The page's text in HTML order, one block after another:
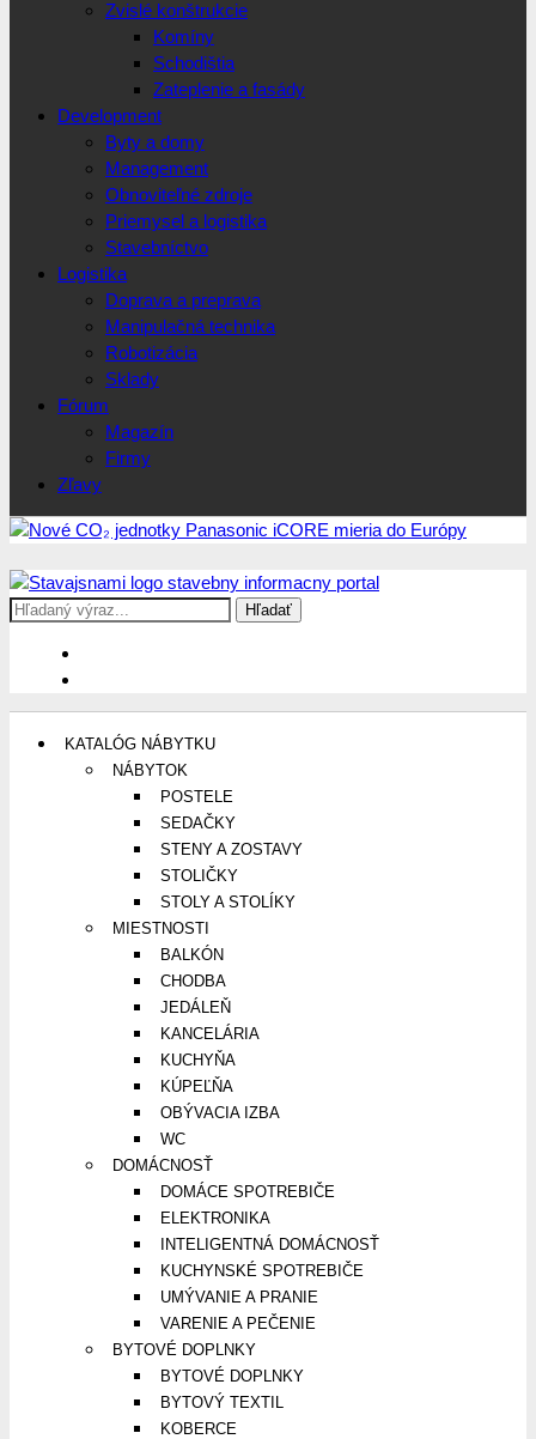
Zvislé konštrukcie
Komíny
Schodištia
Zateplenie a fasády
Development
Byty a domy
Management
Obnoviteľné zdroje
Priemysel a logistika
Stavebníctvo
Logistika
Doprava a preprava
Manipulačná technika
Robotizácia
Sklady
Fórum
Magazín
Firmy
Zľavy
Stavajsnami.sk
Stavebníctvo, stavby, byty, domy a všetko o nich
Search
KATALÓG NÁBYTKU
NÁBYTOK
POSTELE
SEDAČKY
STENY A ZOSTAVY
STOLIČKY
STOLY A STOLÍKY
MIESTNOSTI
BALKÓN
CHODBA
JEDÁLEŇ
KANCELÁRIA
KUCHYŇA
KÚPEĽŇA
OBÝVACIA IZBA
WC
DOMÁCNOSŤ
DOMÁCE SPOTREBIČE
ELEKTRONIKA
INTELIGENTNÁ DOMÁCNOSŤ
KUCHYNSKÉ SPOTREBIČE
UMÝVANIE A PRANIE
VARENIE A PEČENIE
BYTOVÉ DOPLNKY
BYTOVÉ DOPLNKY
BYTOVÝ TEXTIL
KOBERCE